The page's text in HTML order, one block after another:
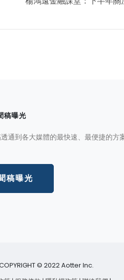
稿曝光
通到各大媒體的最快速、最便捷的方
稿曝光
© 2022 Aotter Inc.